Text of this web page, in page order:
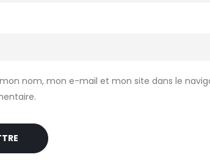
nom, mon e-mail et mon site dans le